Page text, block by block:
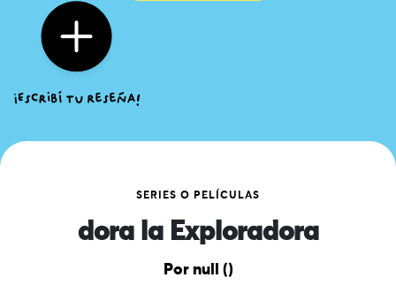
SERIES O PELÍCULAS
dora la Exploradora
Por null ()